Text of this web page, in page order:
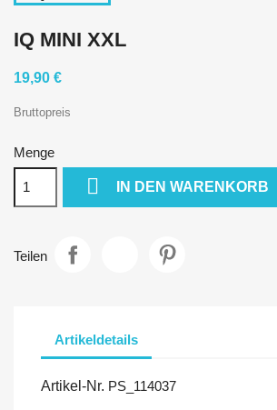
IQ MINI XXL
19,90 €
Bruttopreis
Menge
 IN DEN WARENKORB
Teilen
Artikeldetails
Artikel-Nr. PS_114037